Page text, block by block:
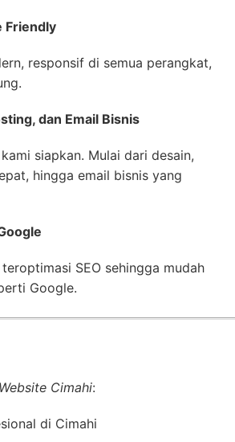
Friendly
responsif di semua perangkat,
dan Email Bisnis
siapkan. Mulai dari desain,
hingga email bisnis yang
SEO sehingga mudah
Google.
Cimahi:
di Cimahi